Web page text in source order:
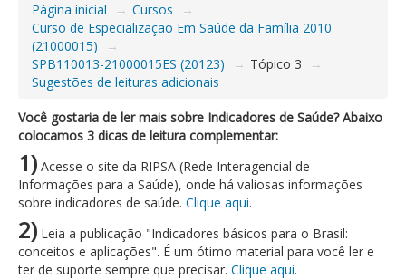
Página inicial → Cursos
→
Curso de Especialização Em Saúde da Família 2010
(21000015)
→
SPB110013-21000015ES (20123)
→ Tópico 3
→
Sugestões de leituras adicionais
Você gostaria de ler mais sobre Indicadores de Saúde? Abaixo
colocamos 3 dicas de leitura complementar:
1) Acesse o site da RIPSA (Rede Interagencial de
Informações para a Saúde), onde há valiosas informações
sobre indicadores de saúde. Clique aqui.
2) Leia a publicação "Indicadores básicos para o Brasil:
conceitos e aplicações". É um ótimo material para você ler e
ter de suporte sempre que precisar. Clique aqui.